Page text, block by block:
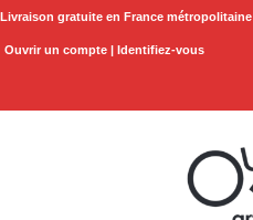
Aller
Livraison gratuite en France métropolitaine
Ouvrir un compte | Identifiez-vous